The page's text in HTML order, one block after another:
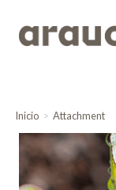
Inicio Attachment